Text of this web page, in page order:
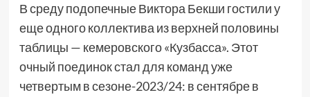
В среду подопечные Виктора Бекши гостили у
еще одного коллектива из верхней половины
таблицы — кемеровского «Кузбасса». Этот
очный поединок стал для команд уже
четвертым в сезоне-2023/24: в сентябре в